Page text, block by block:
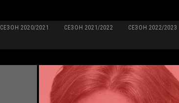
СЕЗОН 2020/2021 СЕЗОН 2021/2022 СЕЗОН 2022/2023